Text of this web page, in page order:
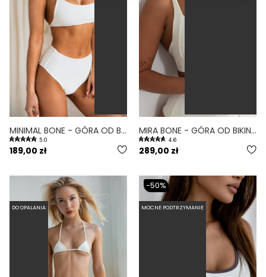
MINIMAL BONE - GÓRA OD BIKINI NA MAŁY BIUST WIĄZANE PLECY BIAŁY
5.0
189,00 zł
MIRA BONE - GÓRA OD BIKINI PUSH-UP USZTYWNIANA BIAŁY
4.6
289,00 zł
DO OPALANIA MOCNE PODTRZYMANIE
-50%